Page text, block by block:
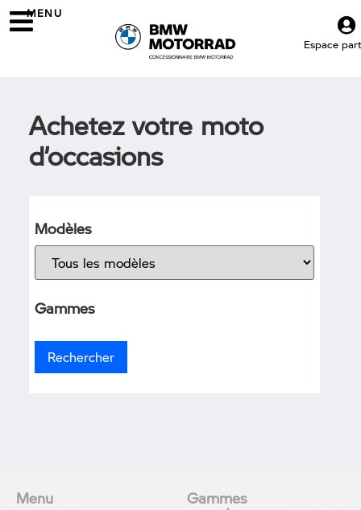
MENU
Espace
Achetez votre moto
d’occasions
Modèles
Gammes
Menu Gammes